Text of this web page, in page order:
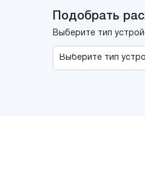
Подобрать
Выберите тип